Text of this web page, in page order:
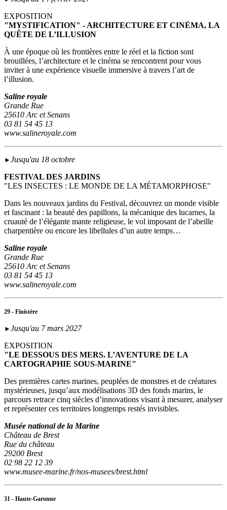
EXPOSITION
"MYSTIFICATION" - ARCHITECTURE ET CINÉMA, LA
QUÊTE DE L’ILLUSION
À une époque où les frontières entre le réel et la fiction sont
brouillées, l’architecture et le cinéma se rencontrent pour vous
inviter à une expérience visuelle immersive à travers l’art de
l’illusion.
Saline royale
Grande Rue
25610 Arc et Senans
03 81 54 45 13
www.salineroyale.com
► Jusqu'au 18 octobre
FESTIVAL DES JARDINS
"LES INSECTES : LE MONDE DE LA MÉTAMORPHOSE"
Dans les nouveaux jardins du Festival, découvrez un monde visible
et fascinant : la beauté des papillons, la mécanique des lucarnes, la
cruauté de l’élégante mante religieuse, le vol imposant de l’abeille
charpentière ou encore les libellules d’un autre temps…
Saline royale
Grande Rue
25610 Arc et Senans
03 81 54 45 13
www.salineroyale.com
29 - Finistère
► Jusqu'au 7 mars 2027
EXPOSITION
"LE DESSOUS DES MERS. L’AVENTURE DE LA
CARTOGRAPHIE SOUS-MARINE"
Des premières cartes marines, peuplées de monstres et de créatures
mystérieuses, jusqu’aux modélisations 3D des fonds marins, le
parcours retrace cinq siècles d’innovations visant à mesurer, analyser
et représenter ces territoires longtemps restés invisibles.
Musée national de la Marine
Château de Brest
Rue du château
29200 Brest
02 98 22 12 39
www.musee-marine.fr/nos-musees/brest.html
31 - Haute-Garonne